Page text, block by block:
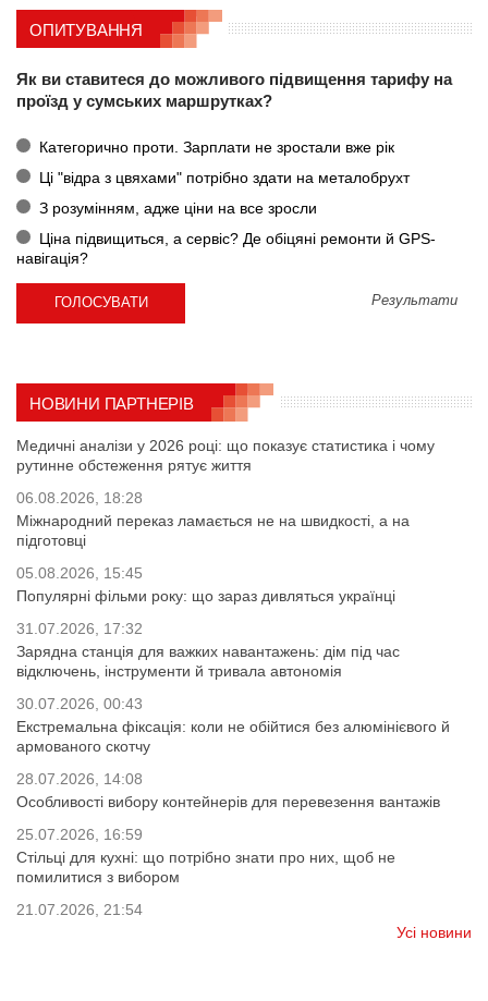
ОПИТУВАННЯ
Як ви ставитеся до можливого підвищення тарифу на
проїзд у сумських маршрутках?
Категорично проти. Зарплати не зростали вже рік
Ці "відра з цвяхами" потрібно здати на металобрухт
З розумінням, адже ціни на все зросли
Ціна підвищиться, а сервіс? Де обіцяні ремонти й GPS-
навігація?
Результати
НОВИНИ ПАРТНЕРІВ
Медичні аналізи у 2026 році: що показує статистика і чому
рутинне обстеження рятує життя
06.08.2026, 18:28
Міжнародний переказ ламається не на швидкості, а на
підготовці
05.08.2026, 15:45
Популярні фільми року: що зараз дивляться українці
31.07.2026, 17:32
Зарядна станція для важких навантажень: дім під час
відключень, інструменти й тривала автономія
30.07.2026, 00:43
Екстремальна фіксація: коли не обійтися без алюмінієвого й
армованого скотчу
28.07.2026, 14:08
Особливості вибору контейнерів для перевезення вантажів
25.07.2026, 16:59
Стільці для кухні: що потрібно знати про них, щоб не
помилитися з вибором
21.07.2026, 21:54
Усі новини